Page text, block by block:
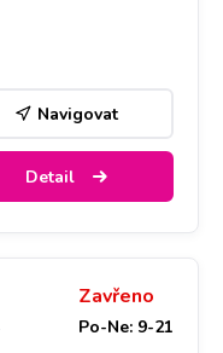
Navigovat
Detail
Zavřeno
Po-Ne: 9-21